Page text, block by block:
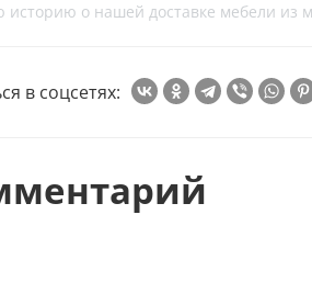
о нашей доставке мебели из
в соцсетях: